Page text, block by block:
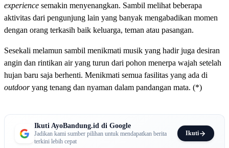
experience semakin menyenangkan. Sambil melihat beberapa
aktivitas dari pengunjung lain yang banyak mengabadikan momen
dengan orang terkasih baik keluarga, teman atau pasangan.
Sesekali melamun sambil menikmati musik yang hadir juga desiran
angin dan rintikan air yang turun dari pohon menerpa wajah setelah
hujan baru saja berhenti. Menikmati semua fasilitas yang ada di
outdooryang tenang dan nyaman dalam pandangan mata. (*)
Ikuti AyoBandung.id di Google
Jadikan kami sumber pilihan untuk mendapatkan berita
terkini lebih cepat
Ikuti